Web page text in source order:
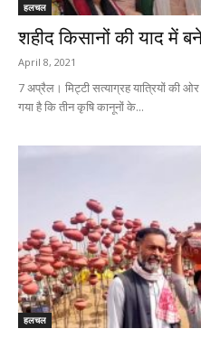
हलचल
शहीद किसानों की याद में
April 8, 2021
7 अप्रैल। मिट्टी सत्याग्रह यात्रियों की ओर
गया है कि तीन कृषि कानूनों के...
हलचल